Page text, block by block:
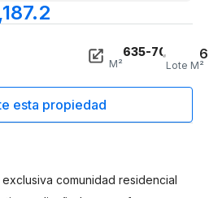
635-709
M² Lote M²
comunidad residencial